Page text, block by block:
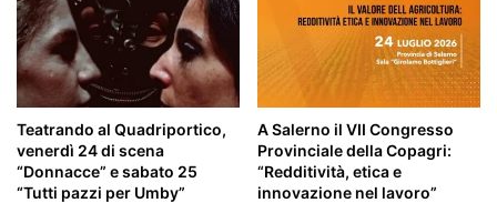
di
Diano
Teatrando al Quadriportico,
venerdì 24 di scena
“Donnacce” e sabato 25
“Tutti pazzi per Umby”
A Salerno il VII Congresso
Provinciale della Copagri:
“Redditività, etica e
innovazione nel lavoro”